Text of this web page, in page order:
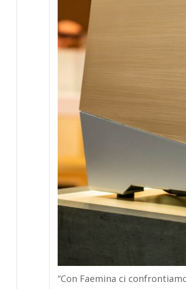
“Con Faemina ci